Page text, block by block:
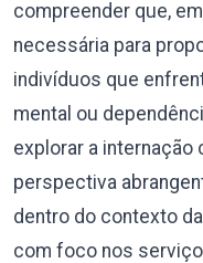
compreender que,
necessária para
indivíduos que
mental ou
explorar a
perspectiva
dentro do contexto
com foco nos